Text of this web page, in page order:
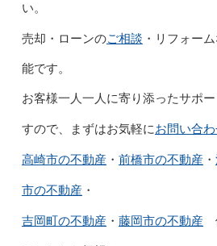
い。
売却・ローンのご相談 ・リフォー
能です。
お客様一人一人に寄り添ったサポ
すので、まずはお気軽にお問い合
高崎市の不動産 ・ 前橋市の不動産 ・
市の不動産 ・
吉岡町の不動産 ・ 藤岡市の不動産